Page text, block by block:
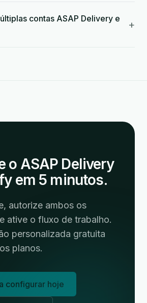
contas ASAP Delivery e
+
o ASAP Delivery
em 5 minutos.
autorize ambos os
ative o fluxo de trabalho.
personalizada gratuita
planos.
configurar hoje